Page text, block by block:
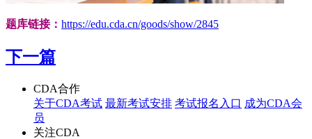
题库链接： https://edu.cda.cn/goods/show/2845
下一篇
CDA合作
关于CDA考试 最新考试安排 考试报名入口 成为CDA会
员
关注CDA